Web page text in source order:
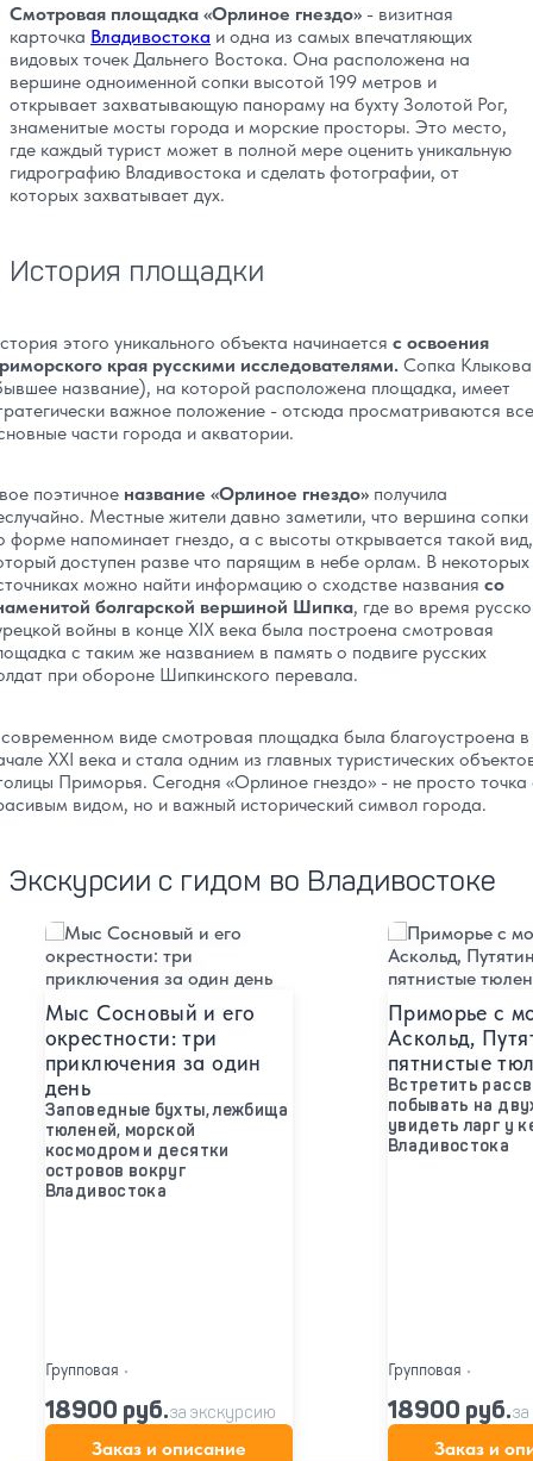
Смотровая площадка «Орлиное гнездо» - визитная
карточка Владивостока и одна из самых впечатляющих
видовых точек Дальнего Востока. Она расположена на
вершине одноименной сопки высотой 199 метров и
открывает захватывающую панораму на бухту Золотой Рог,
знаменитые мосты города и морские просторы. Это место,
где каждый турист может в полной мере оценить уникальную
гидрографию Владивостока и сделать фотографии, от
которых захватывает дух.
История площадки
этого уникального объекта начинается с освоения
края русскими исследователями. Сопка Клыкова
название), на которой расположена площадка, имеет
важное положение - отсюда просматриваются все
части города и акватории.
поэтичное название «Орлиное гнездо» получила
Местные жители давно заметили, что вершина сопки
форме напоминает гнездо, а с высоты открывается такой вид,
доступен разве что парящим в небе орлам. В некоторых
можно найти информацию о сходстве названия со
болгарской вершиной Шипка, где во время
войны в конце XIX века была построена смотровая
с таким же названием в память о подвиге русских
при обороне Шипкинского перевала.
виде смотровая площадка была благоустроена в
XXI века и стала одним из главных туристических
Приморья. Сегодня «Орлиное гнездо» - не просто точка
видом, но и важный исторический символ города.
Экскурсии с гидом во Владивостоке
Мыс Сосновый и его
окрестности: три
приключения за один
день
Заповедные бухты, лежбища
тюленей, морской
космодром и десятки
островов вокруг
Владивостока
Групповая •
18900 руб.за экскурсию
Заказ и описание
Подробнее
Приморье с
Аскольд,
пятнистые
Встретить
побывать на
увидеть ларг у
Владивостока
Групповая •
18900 руб.
Заказ и
Подробнее